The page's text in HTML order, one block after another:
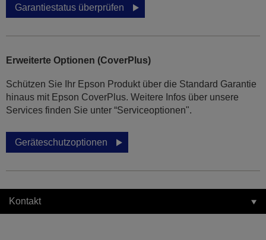
Garantiestatus überprüfen
Erweiterte Optionen (CoverPlus)
Schützen Sie Ihr Epson Produkt über die Standard Garantie
hinaus mit Epson CoverPlus. Weitere Infos über unsere
Services finden Sie unter “Serviceoptionen".
Geräteschutzoptionen
Kontakt